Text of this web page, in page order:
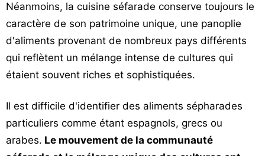
Néanmoins, la cuisine séfarade conserve toujours le
caractère de son patrimoine unique, une panoplie
d'aliments provenant de nombreux pays différents
qui reflètent un mélange intense de cultures qui
étaient souvent riches et sophistiquées.
Il est difficile d'identifier des aliments sépharades
particuliers comme étant espagnols, grecs ou
arabes. Le mouvement de la communauté